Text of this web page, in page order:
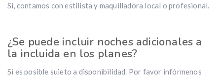
Si, contamos con estilista y maquilladora local o profesional.
¿Se puede incluir noches adicionales a
la incluida en los planes?
Si es posible sujeto a disponibilidad. Por favor infórmenos